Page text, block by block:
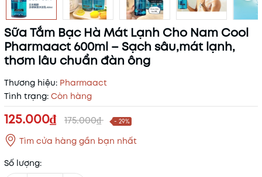
Sữa Tắm Bạc Hà Mát Lạnh Cho Nam Cool
Pharmaact 600ml – Sạch sâu,mát lạnh,
thơm lâu chuẩn đàn ông
Thương hiệu: Pharmaact
Tình trạng: Còn hàng
125.000₫ 175.000₫ - 29%
Tìm cửa hàng gần bạn nhất
Số lượng: